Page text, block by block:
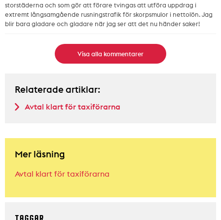
storstäderna och som gör att förare tvingas att utföra uppdrag i
extremt långsamgående rusningstrafik för skorpsmulor i nettolön. Jag
blir bara gladare och gladare när jag ser att det nu händer saker!
Visa alla kommentarer
Relaterade artiklar:
Avtal klart för taxiförarna
Mer läsning
Avtal klart för taxiförarna